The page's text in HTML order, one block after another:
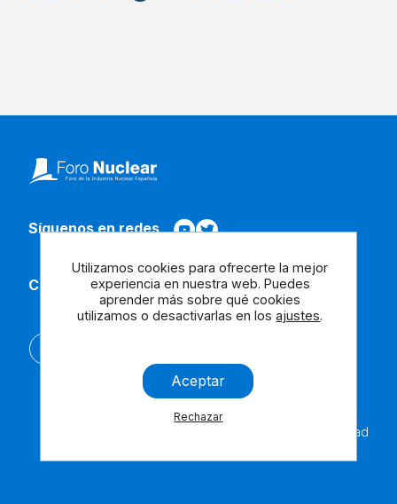
Síguenos en redes
Contacta con nosotros
Accesibilidad
Utilizamos cookies para ofrecerte la mejor
experiencia en nuestra web. Puedes
aprender más sobre qué cookies
utilizamos o desactivarlas en losajustes.
Aceptar
Rechazar